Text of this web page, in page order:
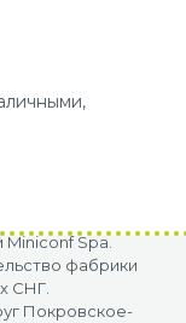
Spa.
фабрики
СНГ.
Покровское-